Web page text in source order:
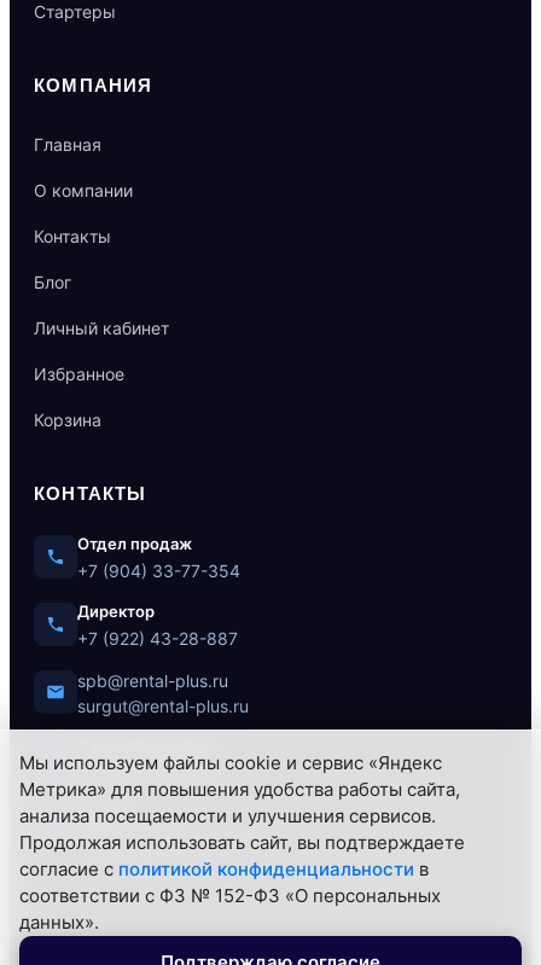
Стартеры
КОМПАНИЯ
Главная
О компании
Контакты
Блог
Личный кабинет
Избранное
Корзина
КОНТАКТЫ
Отдел продаж
+7 (904) 33-77-354
Директор
+7 (922) 43-28-887
spb@rental-plus.ru
surgut@rental-plus.ru
ул. Литовская, 10
Сургут
Нефтеюганское ш., 62/1
© 2026 РЕНТАЛ+ — Все права защищены.
Мы используем файлы cookie и сервис «Яндекс
Метрика» для повышения удобства работы сайта,
анализа посещаемости и улучшения сервисов.
Продолжая использовать сайт, вы подтверждаете
согласие с политикой конфиденциальности в
соответствии с ФЗ № 152-ФЗ «О персональных
данных».